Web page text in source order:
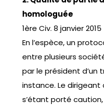
homologuée
1ère Civ. 8 janvier
En l’espèce, un
entre plusieurs
par le président d’un
instance. Le dirigeant
s’étant porté